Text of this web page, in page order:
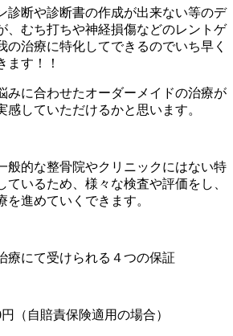
診断や診断書の作成が出来ない等のデ
、むち打ちや神経損傷などのレントゲ
の治療に特化してできるのでいち早く
ます！！
みに合わせたオーダーメイドの治療が
感していただけるかと思います。
般的な整骨院やクリニックにはない特
ているため、様々な検査や評価をし、
を進めていくできます。
療にて受けられる４つの保証
（自賠責保険適用の場合）